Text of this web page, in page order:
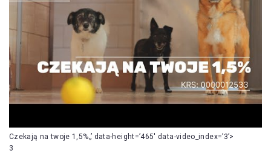
Czekają na twoje 1,5%„’ data-height=’465′ data-video_index=’3’>
3